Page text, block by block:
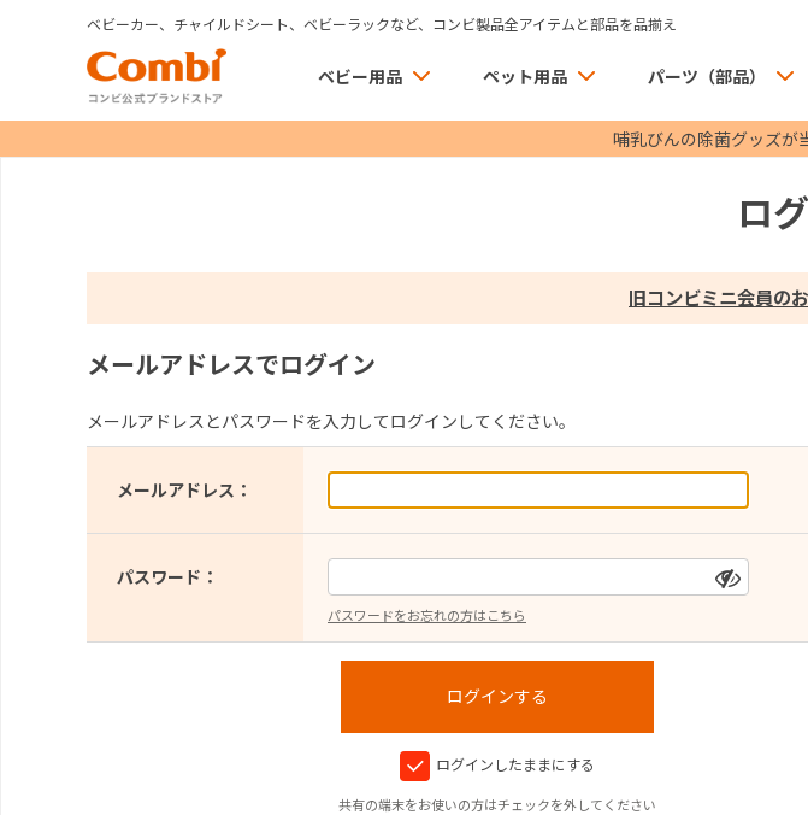
ベビーカー、チャイルドシート、ベビーラックなど、コンビ製品全アイテムと部品を品揃え
ベビー用品 ペット用品 パーツ（部品）
哺乳びんの除菌グッズが
ロ
旧コンビミニ会員の
メールアドレスでログイン
メールアドレスとパスワードを入力してログインしてください。
メールアドレス：
パスワード：
パスワードをお忘れの方はこちら
ログインしたままにする
共有の端末をお使いの方はチェックを外してください